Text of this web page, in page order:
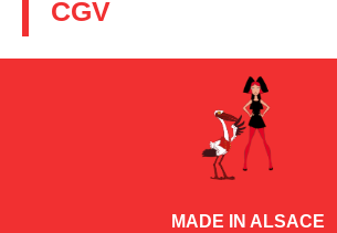
CGV
MADE IN ALSACE